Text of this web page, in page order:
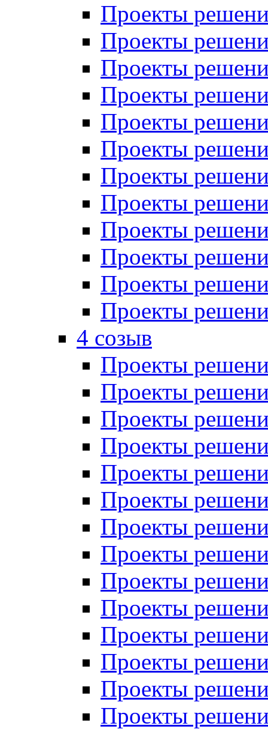
Проекты
Проекты
Проекты
Проекты
Проекты
Проекты
Проекты
Проекты
Проекты
Проекты
Проекты
Проекты
4 созыв
Проекты
Проекты
Проекты
Проекты
Проекты
Проекты
Проекты
Проекты
Проекты
Проекты
Проекты
Проекты
Проекты
Проекты